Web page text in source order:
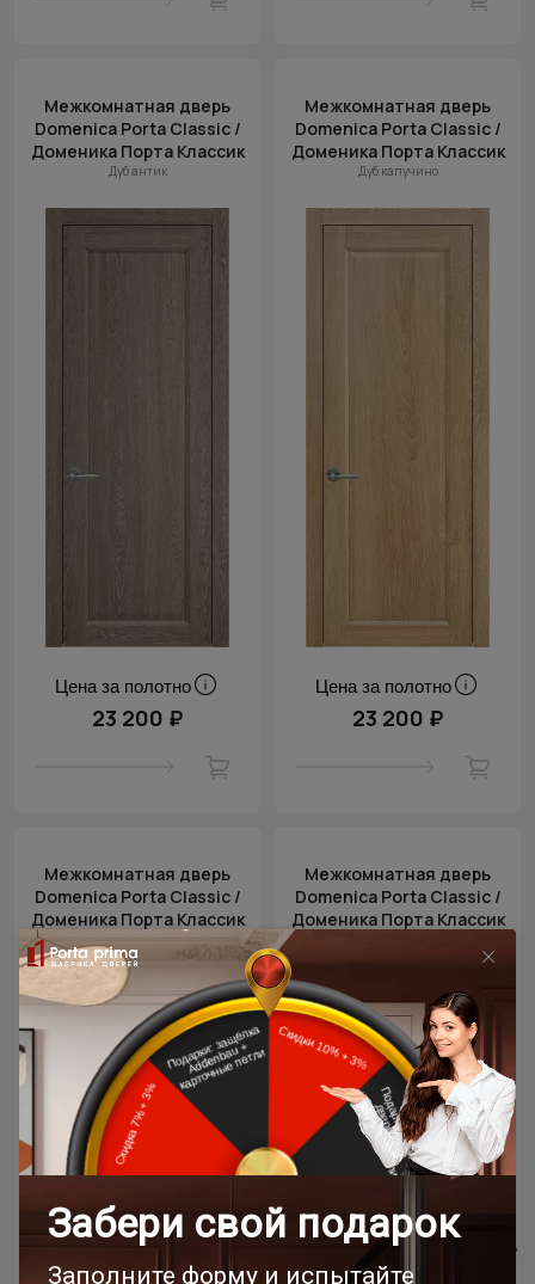
Межкомнатная дверь
Domenica Porta Classic /
Доменика Порта Классик
Дуб антик
Цена за полотно
23 200 ₽
Межкомнатная дверь
Domenica Porta Classic /
Доменика Порта Классик
Дуб капучино
Цена за полотно
23 200 ₽
Межкомнатная дверь
Domenica Porta Classic /
Доменика Порта Классик
Межкомнатная дверь
Domenica Porta Classic /
Доменика Порта Классик